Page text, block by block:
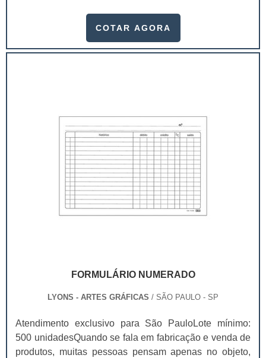
produto.A busca por empresas sérias para adquirir esse
podem assegurar aos clientes características pontuais
COTAR AGORA
FORMULÁRIO NUMERADO
LYONS - ARTES GRÁFICAS / SÃO PAULO - SP
Atendimento exclusivo para São PauloLote mínimo:
500 unidadesQuando se fala em fabricação e venda de
produtos, muitas pessoas pensam apenas no objeto,